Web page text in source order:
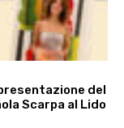
del
Scarpa al Lido